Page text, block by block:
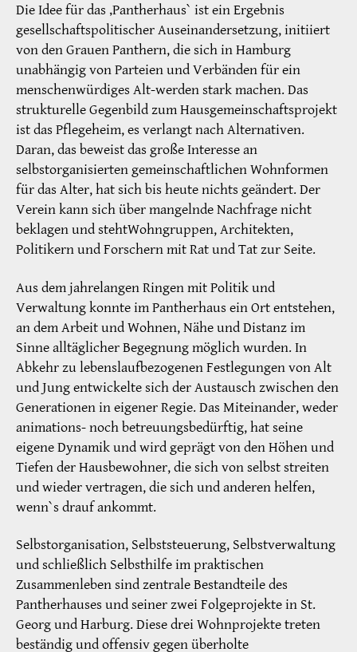
Die Idee für das ‚Pantherhaus` ist ein Ergebnis
gesellschaftspolitischer Auseinandersetzung, initiiert
von den Grauen Panthern, die sich in Hamburg
unabhängig von Parteien und Verbänden für ein
menschenwürdiges Alt-werden stark machen. Das
strukturelle Gegenbild zum Hausgemeinschaftsprojekt
ist das Pflegeheim, es verlangt nach Alternativen.
Daran, das beweist das große Interesse an
selbstorganisierten gemeinschaftlichen Wohnformen
für das Alter, hat sich bis heute nichts geändert. Der
Verein kann sich über mangelnde Nachfrage nicht
beklagen und stehtWohngruppen, Architekten,
Politikern und Forschern mit Rat und Tat zur Seite.
Aus dem jahrelangen Ringen mit Politik und
Verwaltung konnte im Pantherhaus ein Ort entstehen,
an dem Arbeit und Wohnen, Nähe und Distanz im
Sinne alltäglicher Begegnung möglich wurden. In
Abkehr zu lebenslaufbezogenen Festlegungen von Alt
und Jung entwickelte sich der Austausch zwischen den
Generationen in eigener Regie. Das Miteinander, weder
animations- noch betreuungsbedürftig, hat seine
eigene Dynamik und wird geprägt von den Höhen und
Tiefen der Hausbewohner, die sich von selbst streiten
und wieder vertragen, die sich und anderen helfen,
wenn`s drauf ankommt.
Selbstorganisation, Selbststeuerung, Selbstverwaltung
und schließlich Selbsthilfe im praktischen
Zusammenleben sind zentrale Bestandteile des
Pantherhauses und seiner zwei Folgeprojekte in St.
Georg und Harburg. Diese drei Wohnprojekte treten
beständig und offensiv gegen überholte